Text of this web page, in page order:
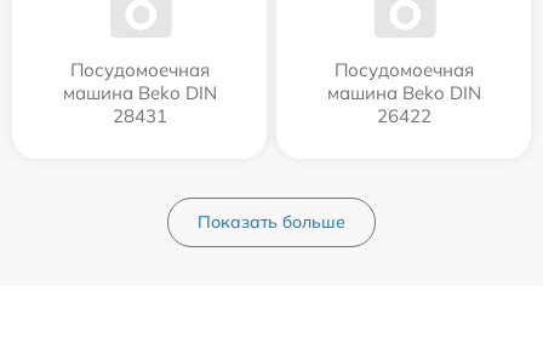
Посудомоечная
машина Beko DIN
28431
Посудомоечная
машина Beko DIN
26422
Показать больше